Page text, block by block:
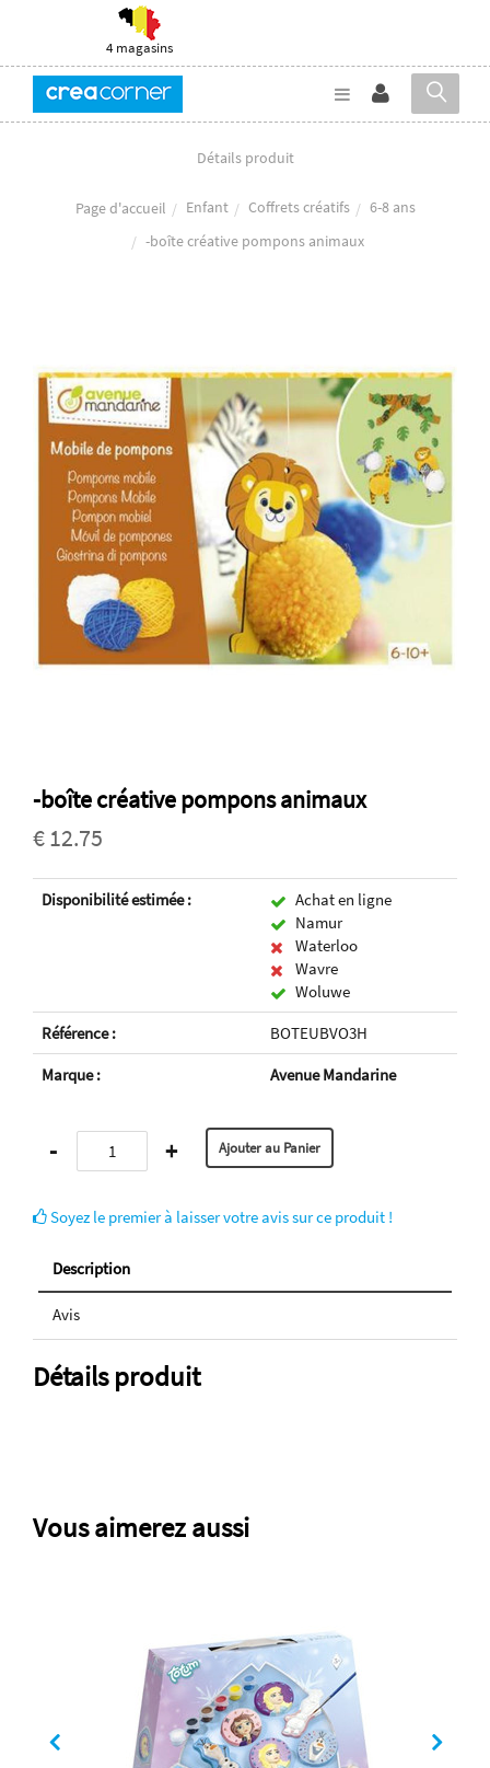
4 magasins
Détails produit
Page d'accueil Enfant Coffrets créatifs
6-8 ans
-boîte créative pompons animaux
-boîte créative pompons animaux
€ 12.75
Disponibilité estimée :
Achat en ligne
Namur
Waterloo
Wavre
Woluwe
Référence :
BOTEUBVO3H
Marque :
Avenue Mandarine
- +
Soyez le premier à laisser votre avis sur ce produit !
Description
Avis
Détails produit
Vous aimerez aussi